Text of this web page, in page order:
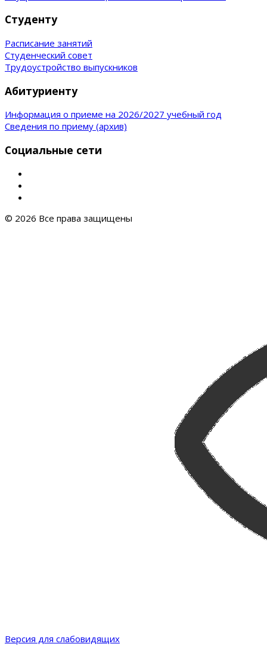
Студенту
Расписание занятий
Студенческий совет
Трудоустройство выпускников
Абитуриенту
Информация о приеме на 2026/2027 учебный год
Сведения по приему (архив)
Социальные сети
© 2026 Все права защищены
Версия для слабовидящих